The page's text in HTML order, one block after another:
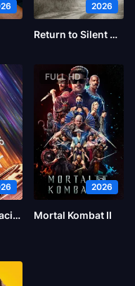
2026
Return to Silent Hill
Proyecto Salvación
FULL HD
2026
Mortal Kombat II